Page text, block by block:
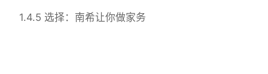
1.4.5 选择：南希让你做家务